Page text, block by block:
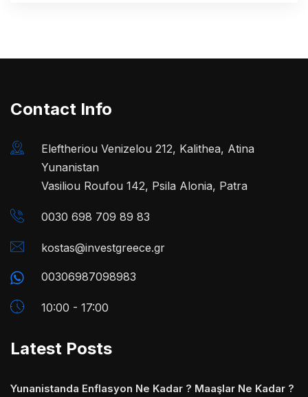
Contact Info
Eleftheriou Venizelou 212, Kalithea, Atina
Yunanistan
Vasiliou Roufou 142, Psila Alonia, Patra
0030 698 709 89 83
kostas@investgreece.gr
00306987098983
10:00 - 17:00
Latest Posts
Yunanistanda Enflasyon Ne Kadar ? Maaşlar Ne Kadar ?